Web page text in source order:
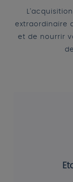
extraordinaire
et de nourrir